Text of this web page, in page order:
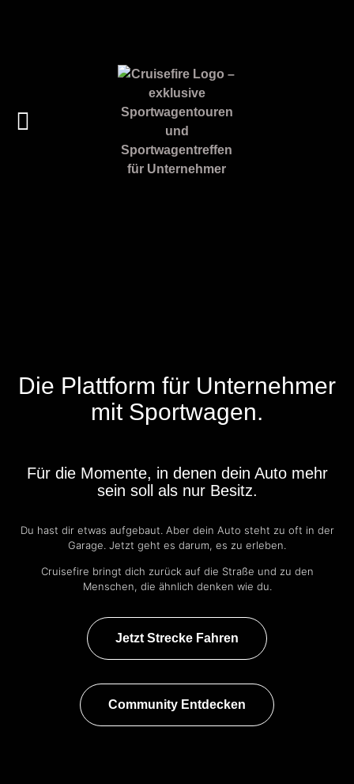
Die Plattform für Unternehmer
mit Sportwagen.
Für die Momente, in denen dein Auto mehr
sein soll als nur Besitz.
Du hast dir etwas aufgebaut. Aber dein Auto steht zu oft in der
Garage. Jetzt geht es darum, es zu erleben.
Cruisefire bringt dich zurück auf die Straße und zu den
Menschen, die ähnlich denken wie du.
Jetzt Strecke Fahren
Community Entdecken